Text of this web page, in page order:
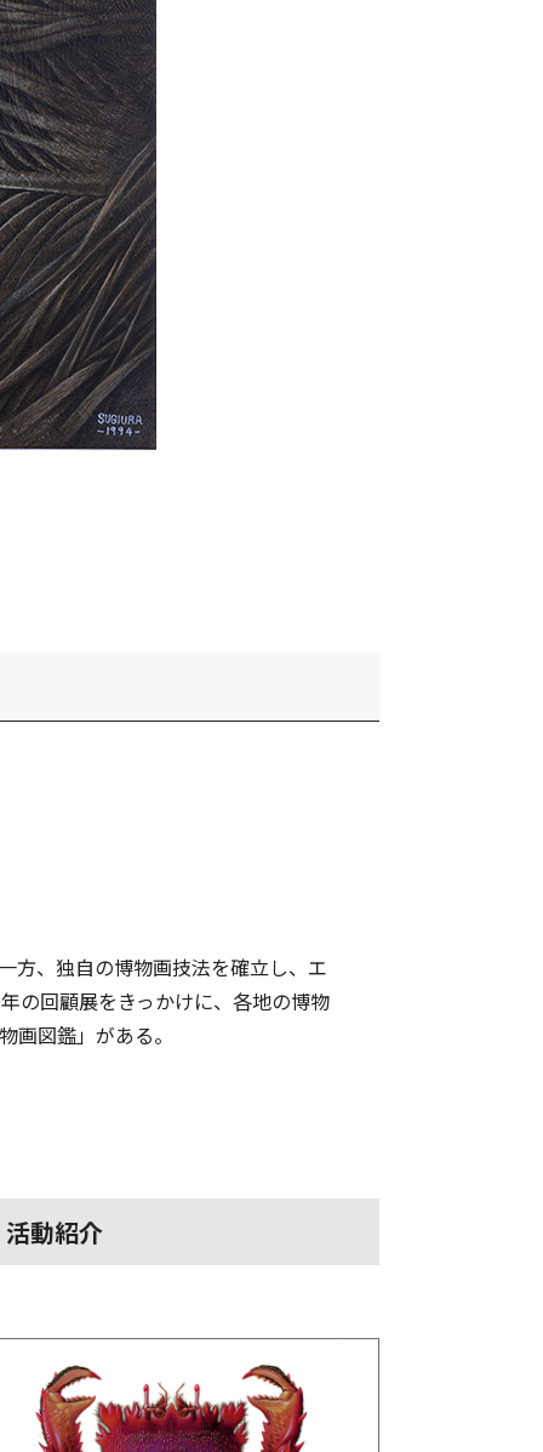
方、独自の博物画技法を確立し、エ
の回顧展をきっかけに、各地の博物
画図鑑」がある。
活動紹介